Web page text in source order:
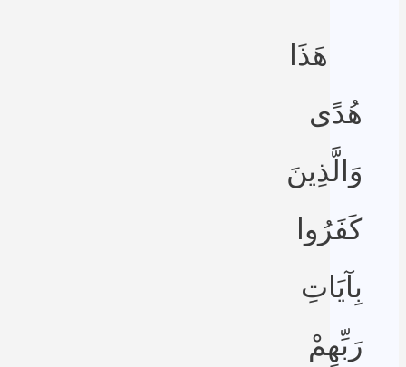
هَذَا
هُدًى
وَالَّذِينَ
كَفَرُوا
بِآيَاتِ
رَبِّهِمْ